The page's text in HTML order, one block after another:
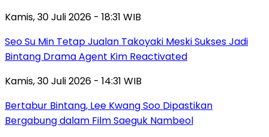
Kamis, 30 Juli 2026 - 18:31 WIB
Seo Su Min Tetap Jualan Takoyaki Meski Sukses Jadi
Bintang Drama Agent Kim Reactivated
Kamis, 30 Juli 2026 - 14:31 WIB
Bertabur Bintang, Lee Kwang Soo Dipastikan
Bergabung dalam Film Saeguk Nambeol